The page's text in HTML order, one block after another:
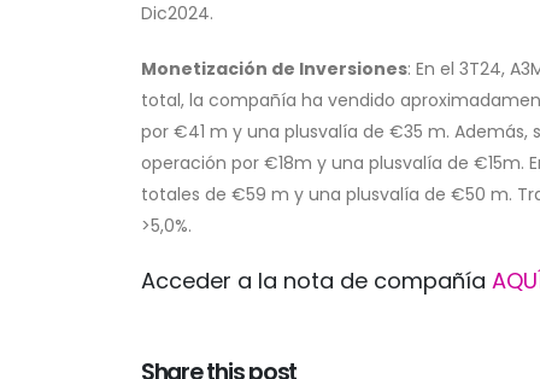
Dic2024.
Monetización de Inversiones: En el 3T24,
total, la compañía ha vendido
por €41 m y una plusvalía de €35 m.
operación por €18m y una plusvalía de €15m.
totales de €59 m y una plusvalía de €50 m.
>5,0%.
Acceder a la nota de compañía